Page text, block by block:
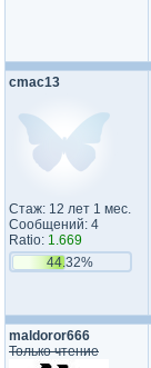
cmac13
Стаж: 12 лет 1 мес.
Сообщений: 4
Ratio: 1.669
44.32%
maldoror666
Только чтение